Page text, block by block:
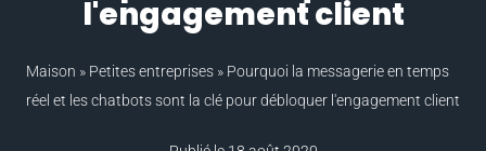
l'engagement client
Maison » Petites entreprises » Pourquoi la messagerie en temps
réel et les chatbots sont la clé pour débloquer l'engagement client